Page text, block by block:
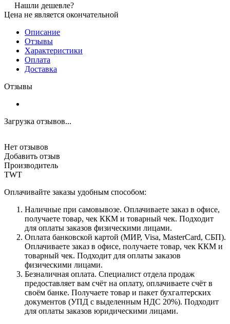
Нашли дешевле?
Цена не является окончательной
Описание
Отзывы
Характеристики
Оплата
Доставка
Отзывы
Загрузка отзывов...
Нет отзывов
Добавить отзыв
Производитель
TWT
Оплачивайте заказы удобным способом:
Наличные при самовывозе. Оплачиваете заказ в офисе,
получаете товар, чек ККМ и товарный чек. Подходит
для оплаты заказов физическими лицами.
Оплата банковской картой (МИР, Visa, MasterCard, СБП).
Оплачиваете заказ в офисе, получаете товар, чек ККМ и
товарный чек. Подходит для оплаты заказов
физическими лицами.
Безналичная оплата. Специалист отдела продаж
предоставляет вам счёт на оплату, оплачиваете счёт в
своём банке. Получаете товар и пакет бухгалтерских
документов (УПД с выделенным НДС 20%). Подходит
для оплаты заказов юридическими лицами.